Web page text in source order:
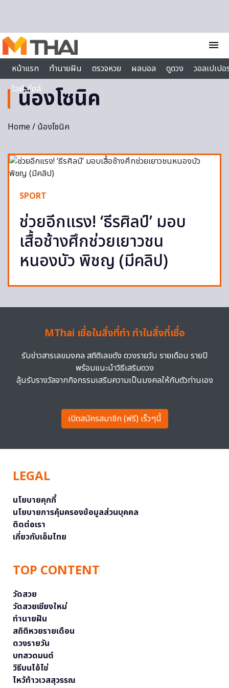
menu
หน้าแรก
ทำนายฝัน ตรวจหวย ผลบอล ดูดวง
วอลเปเป
ไลฟ์สไตล์
น้องโซนิค
Home/ น้องโซนิค
SPORT
ช่วยอีกแรง! ‘ธีรศิลป์’ มอบ
เสื้อช้างศึกช่วยเยาวชน
หนองบัว พิชญ (มีคลิป)
MThai เชื่อในสิ่งที่ทำ ทำในสิ่งที่เชื่อ
รับข่าวสารเลขมงคล สถิติเลขดัง ดวงรายวัน รายเดือน รายปี
พร้อมแนะนำวิธีเสริมดวง
ลุ้นรับรางวัลจากกิจกรรมเสริมความเป็นมงคลให้กับตัวท่านเอง
เปิดสมัครสมาชิก (ฟรี) เร็วๆนี้
LEGAL
นโยบายคุกกี้
นโยบายการคุ้มครองข้อมูลส่วนบุคคล
ติดต่อเรา
เกี่ยวกับเอ็มไทย
TOP CONTENT
วัดสวย
วัดสวยเชียงใหม่
ทำนายฝัน
สถิติหวยรายเดือน
ดวงรายวัน
บทสวดมนต์
วิธีบนไอ้ไข่
ไหว้ท้าวเวสสุวรรณ